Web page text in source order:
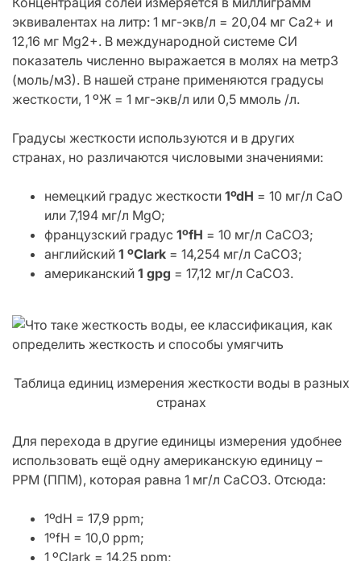
эквивалентах на литр: 1 мг-экв/л = 20,04 мг Са2+ и
12,16 мг Мg2+. В международной системе СИ
показатель численно выражается в молях на метр3
(моль/м3). В нашей стране применяются градусы
жесткости, 1 ºЖ = 1 мг-экв/л или 0,5 ммоль /л.
Градусы жесткости используются и в других
странах, но различаются числовыми значениями:
немецкий градус жесткости 1ºdH = 10 мг/л СаО
или 7,194 мг/л MgO;
французский градус 1ºfH = 10 мг/л СаСО3;
английский 1 ºClark = 14,254 мг/л СаСО3;
американский 1 gpg = 17,12 мг/л СаСО3.
Таблица единиц измерения жесткости воды в разных
странах
Для перехода в другие единицы измерения удобнее
использовать ещё одну американскую единицу –
PPM (ППМ), которая равна 1 мг/л СаСО3. Отсюда:
1ºdH = 17,9 ppm;
1ºfH = 10,0 ppm;
1 ºClark = 14,25 ppm;